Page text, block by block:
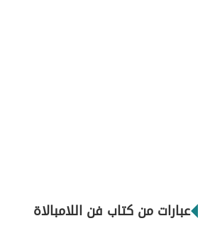
عبارات من كتاب فن اللامبالاة